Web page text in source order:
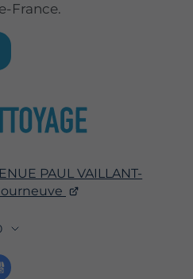
PAUL VAILLANT-
France.